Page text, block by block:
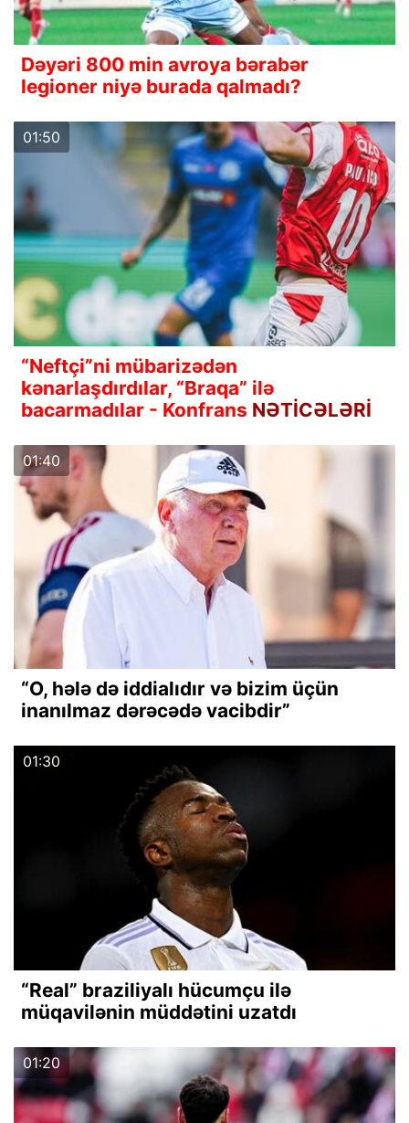
Dəyəri 800 min avroya bərabər
legioner niyə burada qalmadı?
01:50
“Neftçi”ni mübarizədən
kənarlaşdırdılar, “Braqa” ilə
bacarmadılar - Konfrans NƏTİCƏLƏRİ
01:40
“O, hələ də iddialıdır və bizim üçün
inanılmaz dərəcədə vacibdir”
01:30
“Real” braziliyalı hücumçu ilə
müqavilənin müddətini uzatdı
01:20